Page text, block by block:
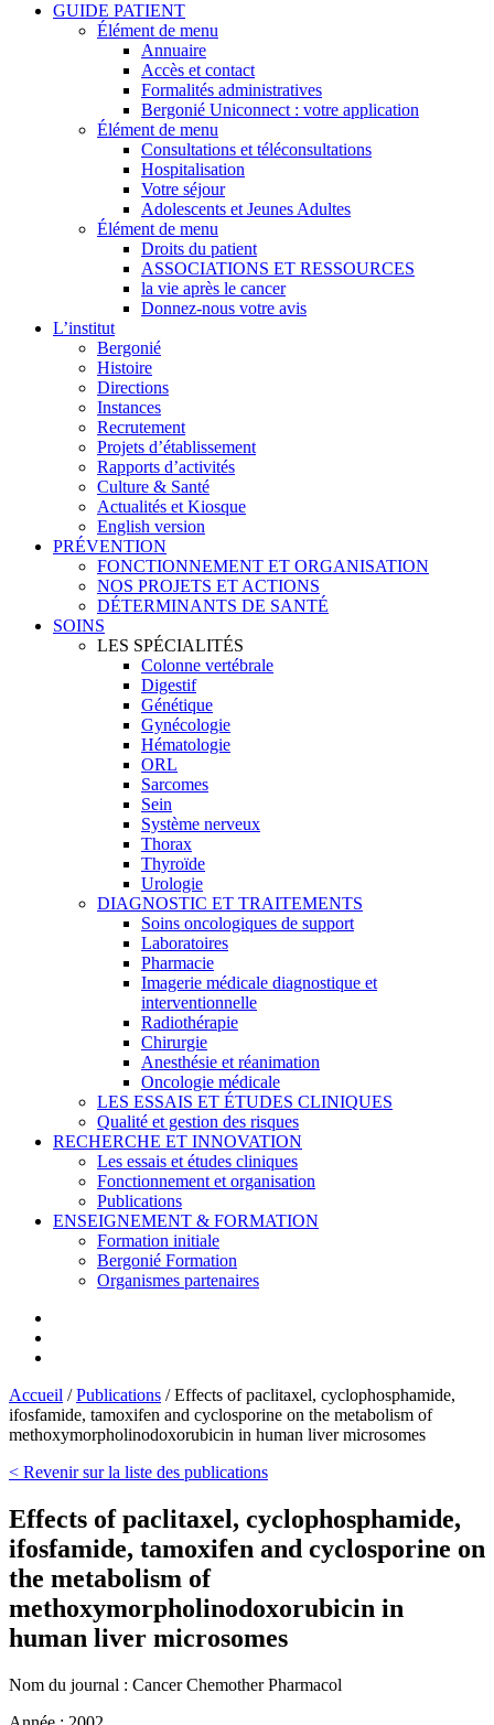
GUIDE PATIENT
Élément de menu
Annuaire
Accès et contact
Formalités administratives
Bergonié Uniconnect : votre application
Élément de menu
Consultations et téléconsultations
Hospitalisation
Votre séjour
Adolescents et Jeunes Adultes
Élément de menu
Droits du patient
ASSOCIATIONS ET RESSOURCES
la vie après le cancer
Donnez-nous votre avis
L’institut
Bergonié
Histoire
Directions
Instances
Recrutement
Projets d’établissement
Rapports d’activités
Culture & Santé
Actualités et Kiosque
English version
PRÉVENTION
FONCTIONNEMENT ET ORGANISATION
NOS PROJETS ET ACTIONS
DÉTERMINANTS DE SANTÉ
SOINS
LES SPÉCIALITÉS
Colonne vertébrale
Digestif
Génétique
Gynécologie
Hématologie
ORL
Sarcomes
Sein
Système nerveux
Thorax
Thyroïde
Urologie
DIAGNOSTIC ET TRAITEMENTS
Soins oncologiques de support
Laboratoires
Pharmacie
Imagerie médicale diagnostique et
interventionnelle
Radiothérapie
Chirurgie
Anesthésie et réanimation
Oncologie médicale
LES ESSAIS ET ÉTUDES CLINIQUES
Qualité et gestion des risques
RECHERCHE ET INNOVATION
Les essais et études cliniques
Fonctionnement et organisation
Publications
ENSEIGNEMENT & FORMATION
Formation initiale
Bergonié Formation
Organismes partenaires
Accueil /Publications /Effects of paclitaxel, cyclophosphamide,
ifosfamide, tamoxifen and cyclosporine on the metabolism of
methoxymorpholinodoxorubicin in human liver microsomes
< Revenir sur la liste des publications
Effects of paclitaxel, cyclophosphamide,
ifosfamide, tamoxifen and cyclosporine on
the metabolism of
methoxymorpholinodoxorubicin in
human liver microsomes
Nom du journal : Cancer Chemother Pharmacol